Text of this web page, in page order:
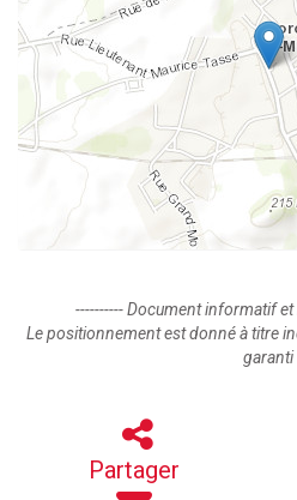
---------- Document informatif
Le positionnement est donné à titre
garanti
Partager